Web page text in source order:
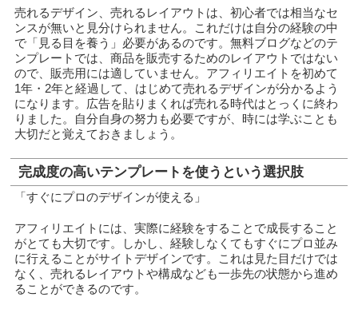
売れるデザイン、売れるレイアウトは、初心者では相当なセ
ンスが無いと見分けられません。これだけは自分の経験の中
で「見る目を養う」必要があるのです。無料ブログなどのテ
ンプレートでは、商品を販売するためのレイアウトではない
ので、販売用には適していません。アフィリエイトを初めて
1年・2年と経過して、はじめて売れるデザインが分かるよう
になります。広告を貼りまくれば売れる時代はとっくに終わ
りました。自分自身の努力も必要ですが、時には学ぶことも
大切だと覚えておきましょう。
完成度の高いテンプレートを使うという選択肢
「すぐにプロのデザインが使える」
アフィリエイトには、実際に経験をすることで成長すること
がとても大切です。しかし、経験しなくてもすぐにプロ並み
に行えることがサイトデザインです。これは見た目だけでは
なく、売れるレイアウトや構成なども一歩先の状態から進め
ることができるのです。